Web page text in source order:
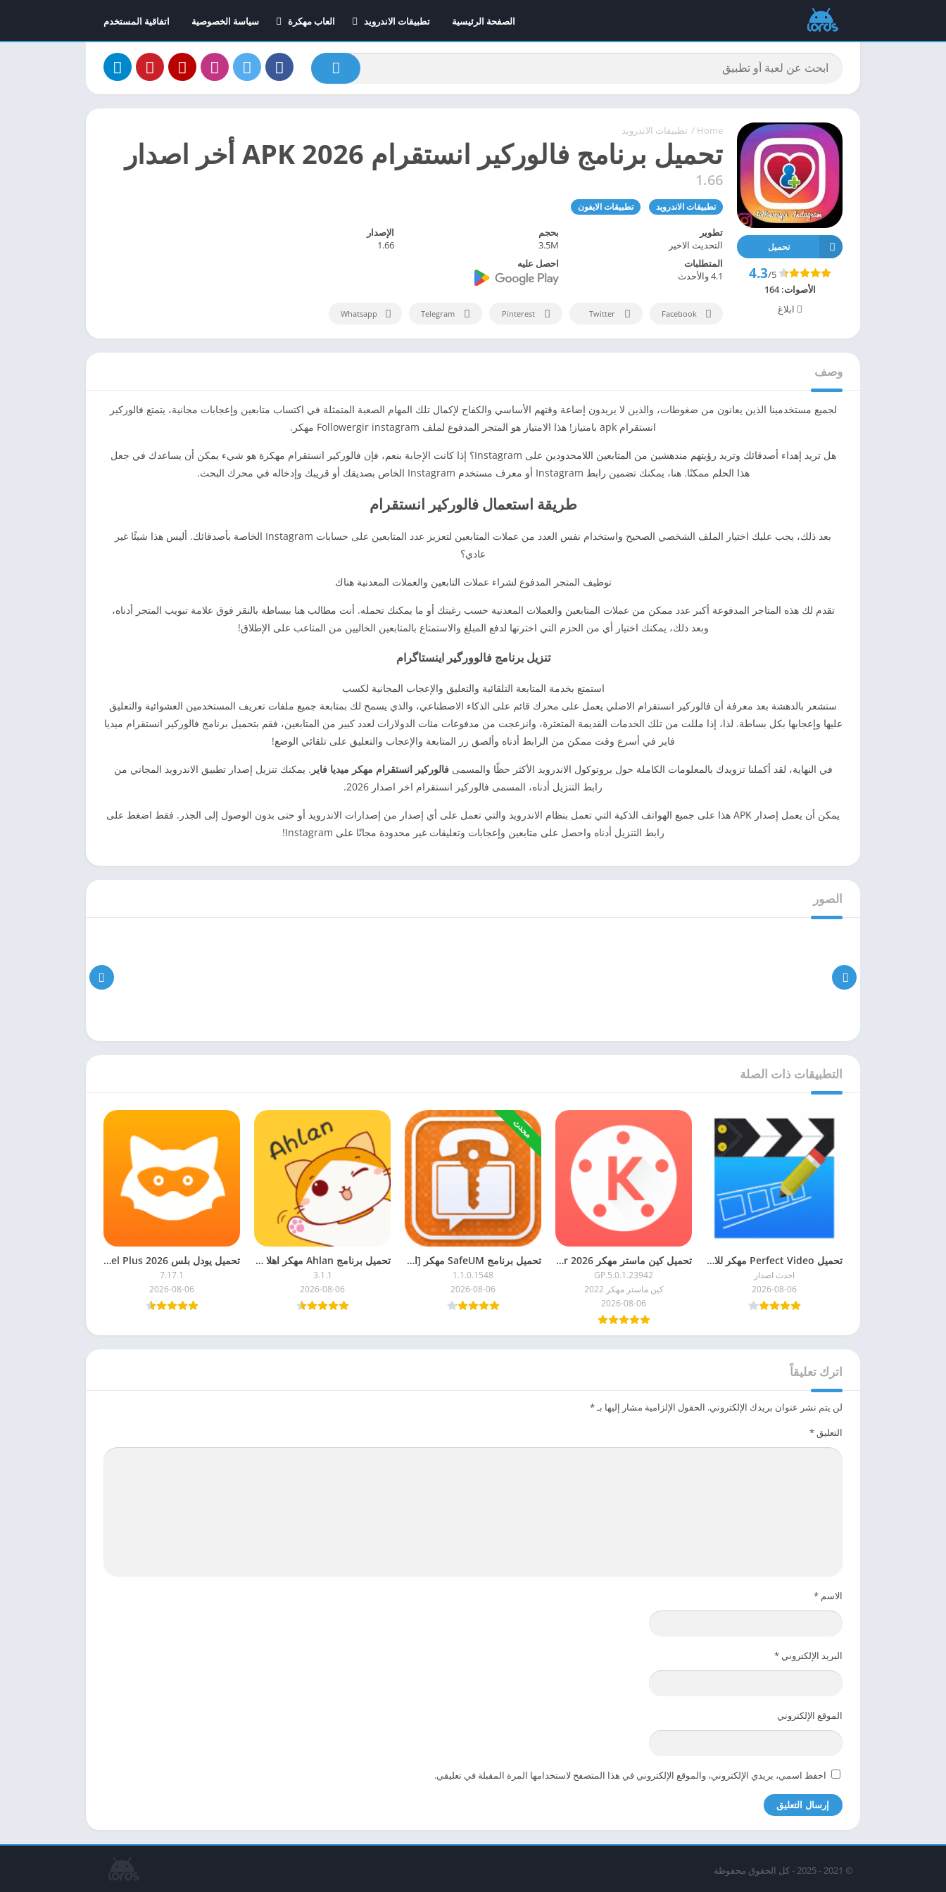
الصفحة الرئيسية
تطبيقات الاندرويد
تطبيقات الايفون
برامج اون لاين – الافضل
العاب مهكرة
العاب السيارات مهكرة
2026
سياسة الخصوصية اتفاقية المستخدم
Home
/ تطبيقات الاندرويد
تحميل برنامج فالوركير انستقرام 2026 APK أخر اصدار
1.66
تطبيقات الاندرويد تطبيقات الايفون
تحميل
4.3/5
الأصوات:164
ابلاغ
تطوير
التحديث الاخير
بحجم
3.5M
الإصدار
1.66
المتطلبات
4.1 والأحدث
احصل عليه
Facebook
Twitter
Pinterest
Telegram
Whatsapp
وصف
لجميع مستخدمينا الذين يعانون من ضغوطات، والذين لا يريدون إضاعة وقتهم الأساسي والكفاح لإكمال تلك المهام الصعبة المتمثلة في اكتساب متابعين وإعجابات مجانية، يتمتع فالوركير
انستقرام apk بامتياز! هذا الامتياز هو المتجر المدفوع لملف Followergir instagram مهكر.
هل تريد إهداء أصدقائك وتريد رؤيتهم مندهشين من المتابعين اللامحدودين على Instagram؟ إذا كانت الإجابة بنعم، فإن فالوركير انستقرام مهكرة هو شيء يمكن أن يساعدك في جعل
هذا الحلم ممكنًا. هنا، يمكنك تضمين رابط Instagram أو معرف مستخدم Instagram الخاص بصديقك أو قريبك وإدخاله في محرك البحث.
طريقة استعمال فالوركير انستقرام
بعد ذلك، يجب عليك اختيار الملف الشخصي الصحيح واستخدام نفس العدد من عملات المتابعين لتعزيز عدد المتابعين على حسابات Instagram الخاصة بأصدقائك. أليس هذا شيئًا غير
عادي؟
توظيف المتجر المدفوع لشراء عملات التابعين والعملات المعدنية هناك
تقدم لك هذه المتاجر المدفوعة أكبر عدد ممكن من عملات المتابعين والعملات المعدنية حسب رغبتك أو ما يمكنك تحمله. أنت مطالب هنا ببساطة بالنقر فوق علامة تبويب المتجر أدناه،
وبعد ذلك، يمكنك اختيار أي من الحزم التي اخترتها لدفع المبلغ والاستمتاع بالمتابعين الخاليين من المتاعب على الإطلاق!
تنزيل برنامج فالوورگير اينستاگرام
استمتع بخدمة المتابعة التلقائية والتعليق والإعجاب المجانية لكسب
ستشعر بالدهشة بعد معرفة أن فالوركير انستقرام الاصلي يعمل على محرك قائم على الذكاء الاصطناعي، والذي يسمح لك بمتابعة جميع ملفات تعريف المستخدمين العشوائية والتعليق
عليها وإعجابها بكل بساطة. لذا، إذا مللت من تلك الخدمات القديمة المتعثرة، وانزعجت من مدفوعات مئات الدولارات لعدد كبير من المتابعين، فقم بتحميل برنامج فالوركير انستقرام ميديا
فاير في أسرع وقت ممكن من الرابط أدناه وألصق زر المتابعة والإعجاب والتعليق على تلقائي الوضع!
في النهاية، لقد أكملنا تزويدك بالمعلومات الكاملة حول بروتوكول الاندرويد الأكثر حظًا والمسمىفالوركير انستقرام مهكر ميديا فاير . يمكنك تنزيل إصدار تطبيق الاندرويد المجاني من
رابط التنزيل أدناه، المسمى فالوركير انستقرام اخر اصدار 2026.
يمكن أن يعمل إصدار APK هذا على جميع الهواتف الذكية التي تعمل بنظام الاندرويد والتي تعمل على أي إصدار من إصدارات الاندرويد أو حتى بدون الوصول إلى الجذر. فقط اضغط على
رابط التنزيل أدناه واحصل على متابعين وإعجابات وتعليقات غير محدودة مجانًا على Instagram!
الصور
التطبيقات ذات الصلة
تحميل Perfect Video مهكر للاندرويد وللايفون
احدث اصدار
2026-08-06
تحميل كين ماستر مهكر KineMaster 2026 (بدون علامة مائية) للاندرويد
5.0.1.23942.GP
كين ماستر مهكر 2022
2026-08-06
محدث
تحميل برنامج SafeUM مهكر [الأحدث] 2026 للاندرويد
1.1.0.1548
2026-08-06
تحميل برنامج Ahlan مهكر اهلا شات [لا محدود من كوينزات]
3.1.1
2026-08-06
تحميل يودل بلس 2026 Jodel Plus بدون جلبريك
7.17.1
2026-08-06
اترك تعليقاً
لن يتم نشر عنوان بريدك الإلكتروني. الحقول الإلزامية مشار إليها بـ*
التعليق*
الاسم *
البريد الإلكتروني *
الموقع الإلكتروني
احفظ اسمي، بريدي الإلكتروني، والموقع الإلكتروني في هذا المتصفح لاستخدامها المرة المقبلة في تعليقي.
© 2021 - 2025 - كل الحقوق محفوظة